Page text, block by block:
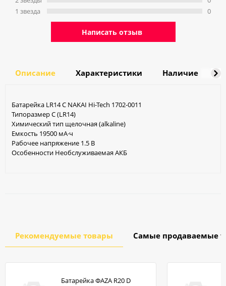
1 звeзда
0
Написать отзыв
Описание Характеристики Наличие
Батарейка LR14 C NAKAI Hi-Tech 1702-0011
Типоразмер C (LR14)
Химический тип щелочная (alkaline)
Емкость 19500 мА·ч
Рабочее напряжение 1.5 В
Особенности Необслуживаемая АКБ
Рекомендуемые товары Самые продаваемые
Батарейка ФАZA R20 D